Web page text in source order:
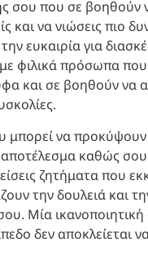
σου που σε βοηθούν
και να νιώσεις πιο
ευκαιρία για
φιλικά πρόσωπα
και σε βοηθούν να
μπορεί να
καθώς σου
ζητήματα που
την δουλειά και
Μία
δεν αποκλείεται